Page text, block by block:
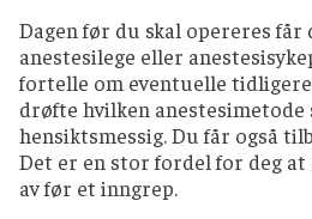
Dagen før du skal opereres får
anestesilege eller
fortelle om eventuelle
drøfte hvilken anestesimetode
hensiktsmessig. Du får også
Det er en stor fordel for deg at
av før et inngrep.